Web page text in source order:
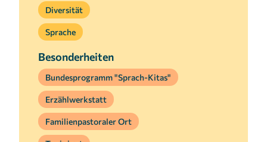
Diversität
Sprache
Besonderheiten
Bundesprogramm "Sprach-Kitas"
Erzählwerkstatt
Familienpastoraler Ort